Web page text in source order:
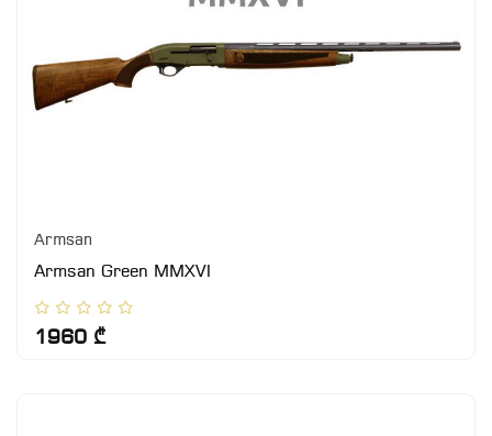
Armsan
Armsan Green MMXVI
1960 ₾